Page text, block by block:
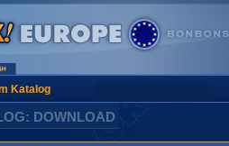
Katalog
DOWNLOAD